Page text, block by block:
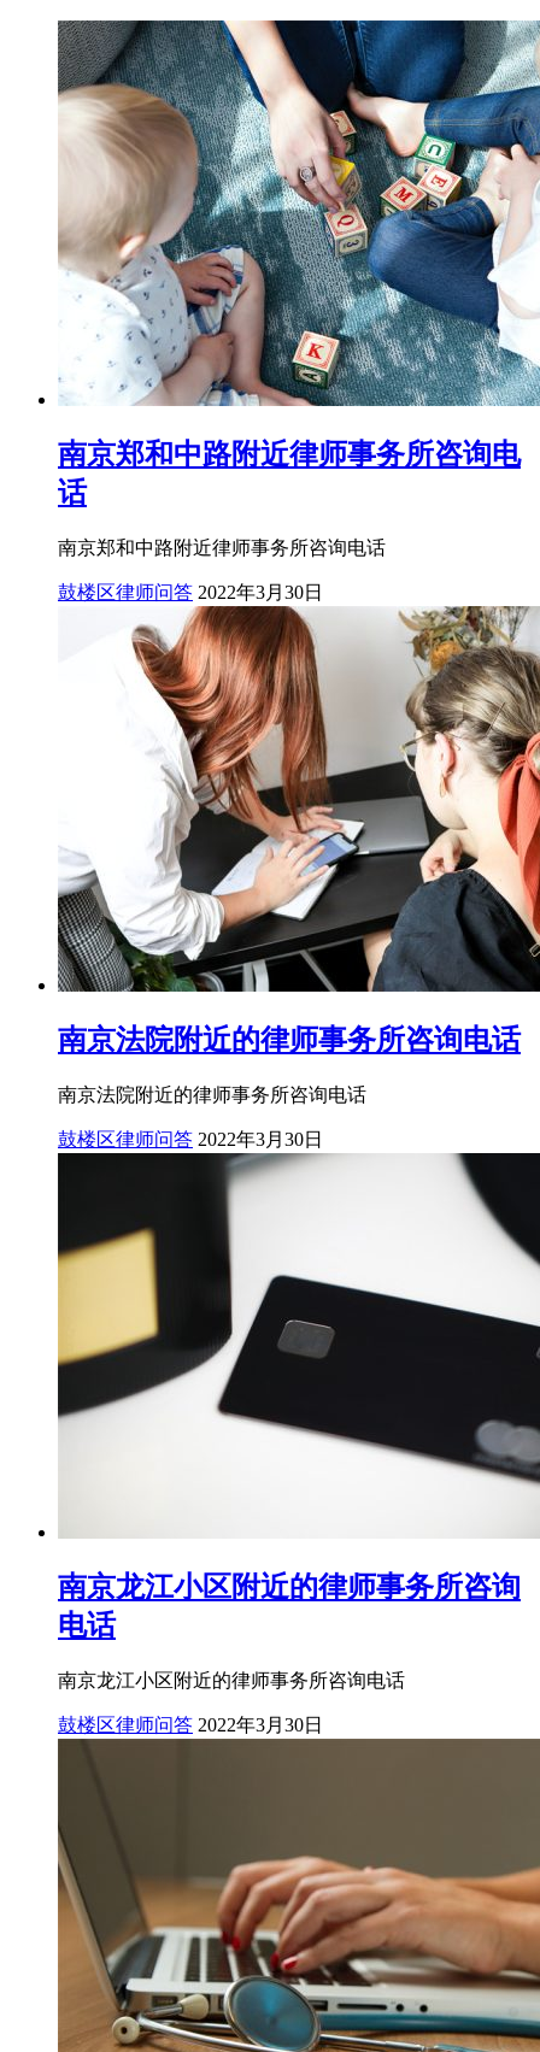
南京郑和中路附近律师事务所咨询电
话
南京郑和中路附近律师事务所咨询电话
鼓楼区律师问答 2022年3月30日
南京法院附近的律师事务所咨询电话
南京法院附近的律师事务所咨询电话
鼓楼区律师问答 2022年3月30日
南京龙江小区附近的律师事务所咨询
电话
南京龙江小区附近的律师事务所咨询电话
鼓楼区律师问答 2022年3月30日